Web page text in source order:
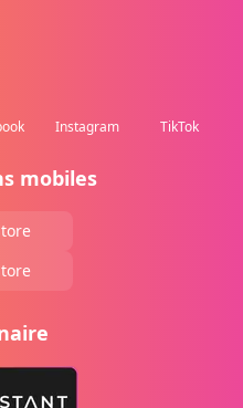
Instagram TikTok
mobiles